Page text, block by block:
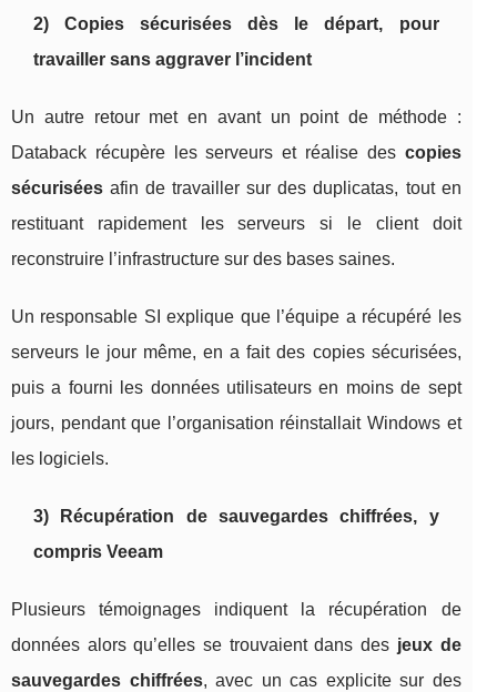
2) Copies sécurisées dès le départ, pour
travailler sans aggraver l’incident
Un autre retour met en avant un point de méthode :
Databack récupère les serveurs et réalise des copies
sécurisées afin de travailler sur des duplicatas, tout en
restituant rapidement les serveurs si le client doit
reconstruire l’infrastructure sur des bases saines.
Un responsable SI explique que l’équipe a récupéré les
serveurs le jour même, en a fait des copies sécurisées,
puis a fourni les données utilisateurs en moins de sept
jours, pendant que l’organisation réinstallait Windows et
les logiciels.
3) Récupération de sauvegardes chiffrées, y
compris Veeam
Plusieurs témoignages indiquent la récupération de
données alors qu’elles se trouvaient dans des jeux de
sauvegardes chiffrées, avec un cas explicite sur des